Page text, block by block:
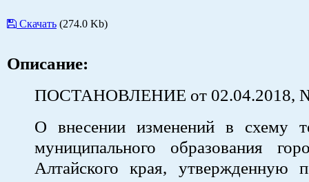
Скачать (274.0 Kb)
Описание:
ПОСТАНОВЛЕНИЕ от 02.04.2018,
О внесении изменений в схему
муниципального образования
Алтайского края, утвержденную